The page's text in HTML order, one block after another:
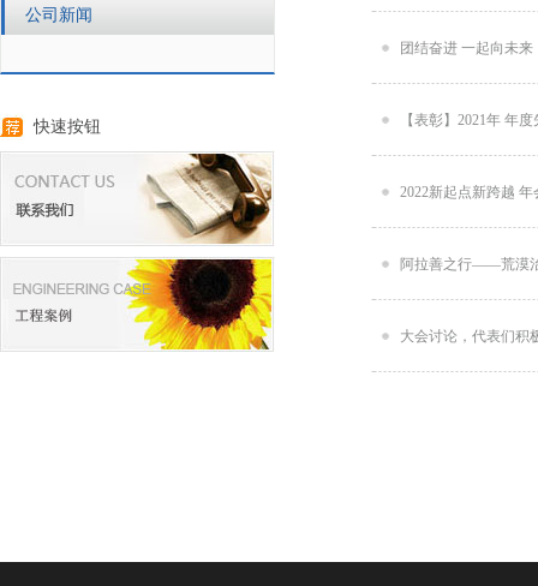
公司新闻
快速按钮
团结奋进 一起向未来
【表彰】2021年 年
2022新起点新跨越 年
阿拉善之行——荒漠
大会讨论，代表们积